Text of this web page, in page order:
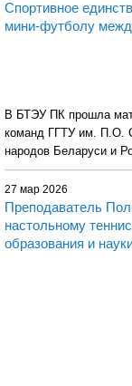
Спортивное
мини-футболу
В БТЭУ ПК прошла
команд ГГТУ им. П.О.
народов Беларуси и
27 мар 2026
Преподаватель
настольному
образования и